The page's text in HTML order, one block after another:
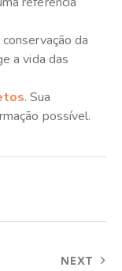
da
a vida das
. Sua
possível.
NEXT